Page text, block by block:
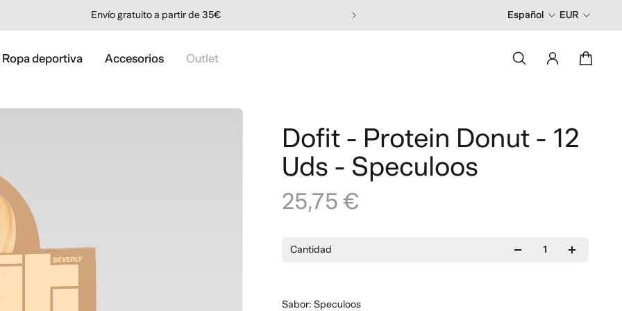
Envío gratuito a partir de 35€ Pide antes de las 13:00 y recíbelo en
Español EUR
Ropa deportiva Accesorios Outlet
Dofit - Protein Donut - 12
Uds - Speculoos
25,75 €
Cantidad
Sabor:Speculoos